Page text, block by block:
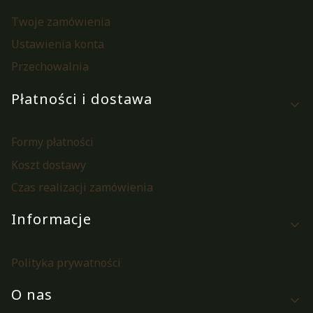
Twoje zamówienia
Ustawienia konta
Przechowalnia
Płatności i dostawa
Formy płatności
Koszt dostawy
Czas realizacji zamówienia
Informacje
Polityka prywatności
O nas